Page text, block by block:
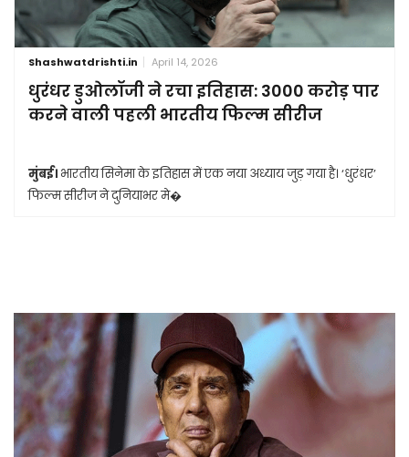
Shashwatdrishti.in April 14, 2026
धुरंधर डुओलॉजी ने रचा इतिहास: 3000 करोड़ पार
करने वाली पहली भारतीय फिल्म सीरीज
मुंबई। भारतीय सिनेमा के इतिहास में एक नया अध्याय जुड़ गया है। ‘धुरंधर’
फिल्म सीरीज ने दुनियाभर मे�